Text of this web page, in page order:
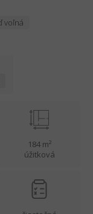
voľná
184 m²
úžitková